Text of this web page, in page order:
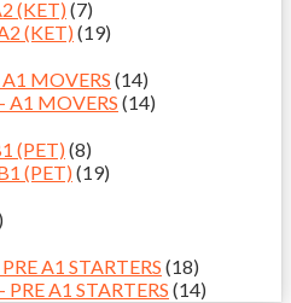
(KET) (7)
(KET) (19)
MOVERS (14)
A1 MOVERS (14)
(PET) (8)
(PET) (19)
A1 STARTERS (18)
A1 STARTERS (14)